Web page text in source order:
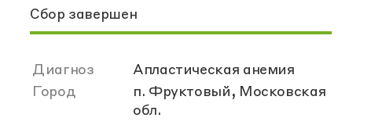
Сбор завершен
Диагноз
Апластическая анемия
Город
п. Фруктовый, Московская
обл.